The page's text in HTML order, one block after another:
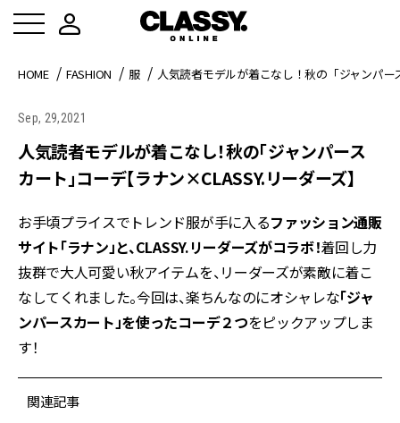
HOME FASHION 服 人気読者モデルが着こなし！秋の「ジャンパ
Sep, 29,2021
人気読者モデルが着こなし！秋の「ジャンパース
カート」コーデ【ラナン×CLASSY.リーダーズ】
お手頃プライスでトレンド服が手に入るファッション通販
サイト「ラナン」と、CLASSY.リーダーズがコラボ！着回し力
抜群で大人可愛い秋アイテムを、リーダーズが素敵に着こ
なしてくれました。今回は、楽ちんなのにオシャレな「ジャ
ンパースカート」を使ったコーデ２つをピックアップしま
す！
関連記事